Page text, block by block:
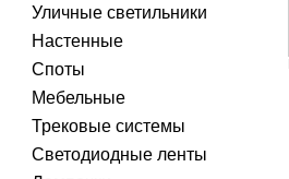
Уличные светильники
Настенные
Споты
Мебельные
Трековые системы
Светодиодные ленты